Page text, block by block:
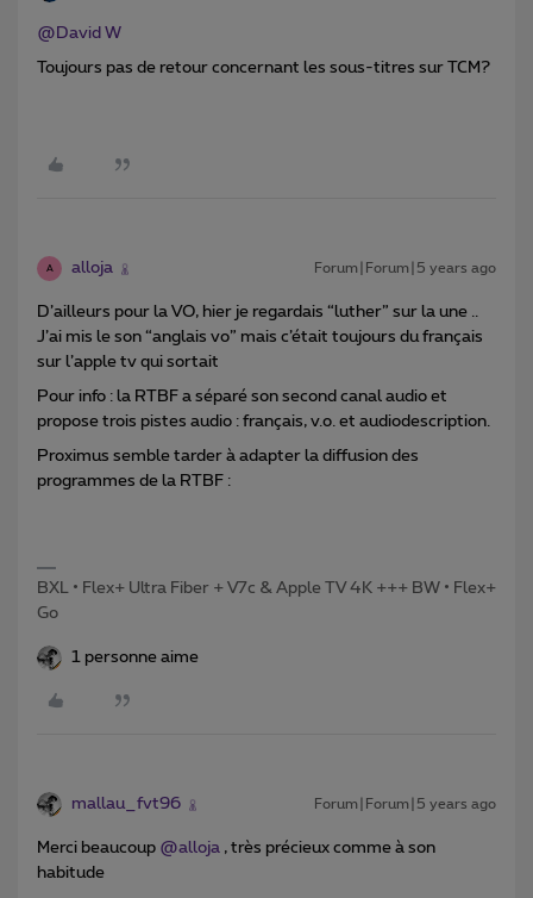
@David W
Toujours pas de retour concernant les sous-titres sur TCM?
A alloja Forum|Forum|5 years ago
D’ailleurs pour la VO, hier je regardais “luther” sur la une ..
J’ai mis le son “anglais vo” mais c’était toujours du français
sur l’apple tv qui sortait
Pour info : la RTBF a séparé son second canal audio et
propose trois pistes audio : français, v.o. et audiodescription.
Proximus semble tarder à adapter la diffusion des
programmes de la RTBF :
BXL • Flex+ Ultra Fiber + V7c & Apple TV 4K +++ BW • Flex+
Go
1 personne aime
mallau_fvt96 Forum|Forum|5 years ago
Merci beaucoup @alloja , très précieux comme à son
habitude